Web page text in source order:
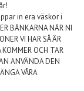
in era väskor i
BÄNKARNA NÄR NI
VI HAR SÅ ÄR
OCH TAR
ANVÄNDA DEN
VÅRA